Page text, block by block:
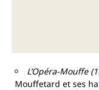
L’Opéra-Mouffe
Mouffetard et ses